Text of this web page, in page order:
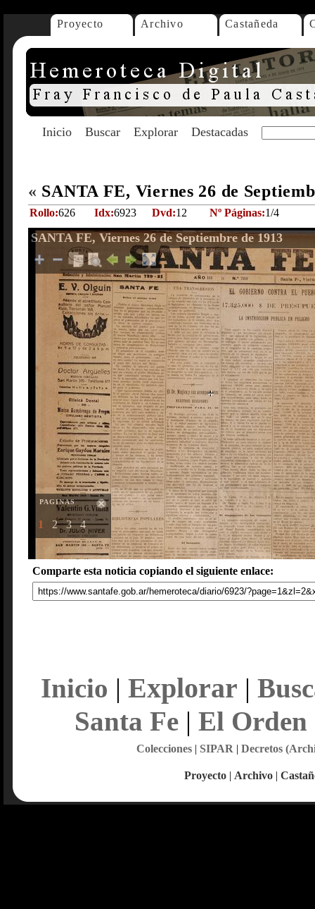
Proyecto Archivo Castañeda
Inicio Buscar Explorar Destacadas
« SANTA FE, Viernes 26 de
Rollo:626 Idx:6923 Dvd:12 Nº Páginas:1/4
SANTA FE, Viernes 26 de Septiembre de 1913
PAGINAS
1 2 3 4
Comparte esta noticia copiando el siguiente enlace:
Inicio | Explorar |
Santa Fe| El Orden
Colecciones| SIPAR | Decretos
Proyecto | Archivo |